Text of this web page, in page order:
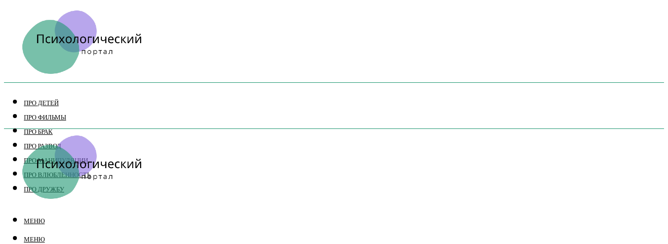
ПРО ДЕТЕЙ
ПРО ФИЛЬМЫ
ПРО БРАК
ПРО РАЗВОД
ПРО МАНИПУЛЯЦИИ
ПРО ВЛЮБЛЕННОСТЬ
ПРО ДРУЖБУ
МЕНЮ
МЕНЮ